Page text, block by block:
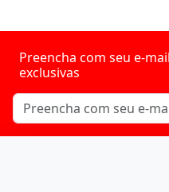
Preencha com seu e-
exclusivas